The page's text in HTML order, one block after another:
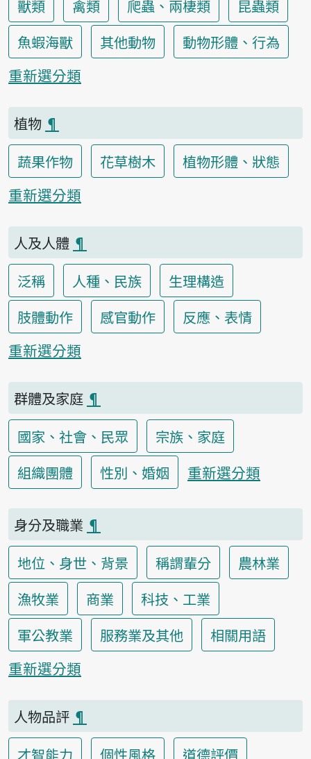
獸類
禽類 爬蟲、兩棲類
昆蟲類
魚蝦海獸
其他動物
動物形體、行為
重新選分類
植物 ¶
蔬果作物
花草樹木
植物形體、狀態
重新選分類
人及人體 ¶
泛稱
人種、民族
生理構造
肢體動作
感官動作
反應、表情
重新選分類
群體及家庭 ¶
國家、社會、民眾
宗族、家庭
組織團體
性別、婚姻 重新選分類
身分及職業 ¶
地位、身世、背景
稱謂輩分
農林業
漁牧業
商業
科技、工業
軍公教業
服務業及其他
相關用語
重新選分類
人物品評 ¶
才智能力
個性風格 道德評價